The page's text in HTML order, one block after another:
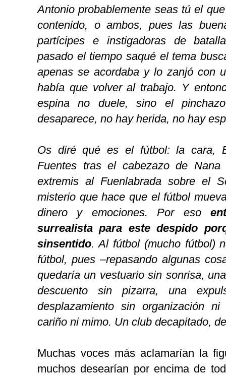
Antonio probablemente seas tú el
contenido, o ambos, pues las
partícipes e instigadoras de
pasado el tiempo saqué el tema
apenas se acordaba y lo zanjó con
había que volver al trabajo. Y
espina no duele, sino el
desaparece, no hay herida, no hay
Os diré qué es el fútbol: la cara,
Fuentes tras el cabezazo de
extremis al Fuenlabrada sobre el
misterio que hace que el fútbol
dinero y emociones. Por eso
surrealista para este despido
sinsentido. Al fútbol (mucho fútbol)
fútbol, pues –repasando algunas
quedaría un vestuario sin sonrisa,
descuento sin pizarra, una
desplazamiento sin organización
cariño ni mimo. Un club decapitado,
Muchas voces más aclamarían la
muchos desearían por encima de